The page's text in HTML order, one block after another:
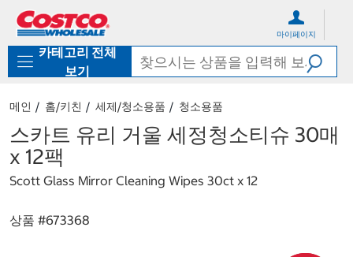
로
기
가
마이페이지
카테고리 전체
보기
메인 홈/키친 세제/청소용품 청소용품
스카트 유리 거울 세정청소티슈 30매
x 12팩
Scott Glass Mirror Cleaning Wipes 30ct x 12
상품 #673368